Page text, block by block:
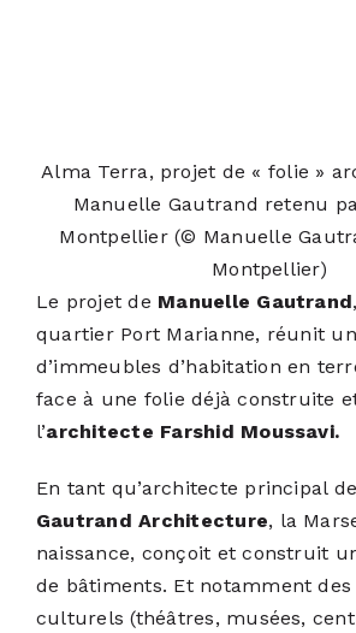
Alma Terra, projet de « folie »
Manuelle Gautrand retenu
Montpellier (© Manuelle
Montpellier)
Le projet de Manuelle Gautrand
quartier Port Marianne, réunit
d’immeubles d’habitation en
face à une folie déjà construite
l’architecte Farshid Moussavi.
En tant qu’architecte principal de
Gautrand Architecture, la
naissance, conçoit et construit
de bâtiments. Et notamment
culturels (théâtres, musées,